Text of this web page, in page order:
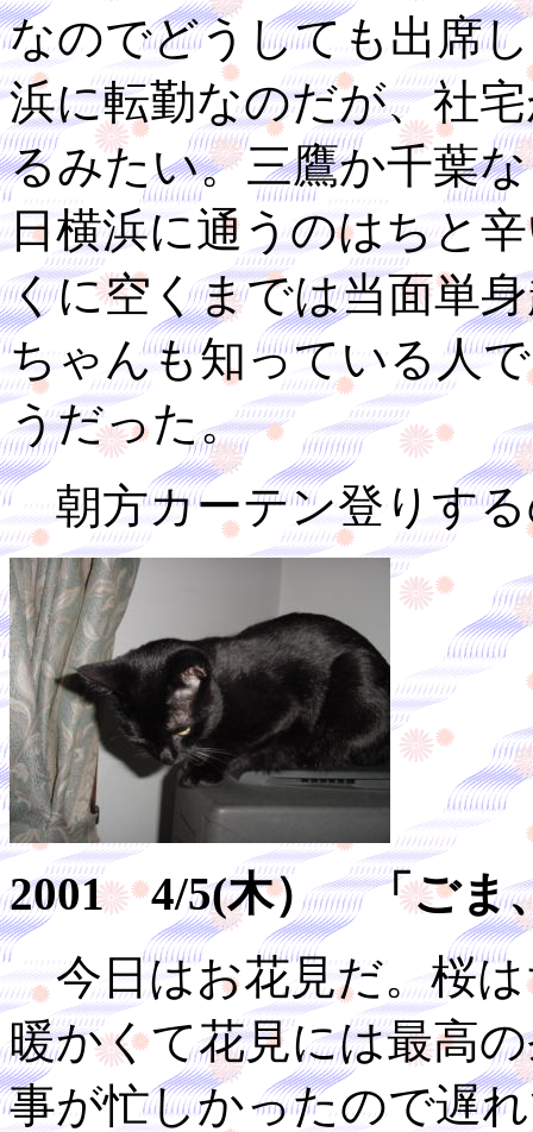
なのでどうしても出席
浜に転勤なのだが、社
るみたい。三鷹か千葉
日横浜に通うのはちと
くに空くまでは当面単
ちゃんも知っている人
うだった。
朝方カーテン登りする
2001 4/5(木） 「ごま
今日はお花見だ。桜は
暖かくて花見には最高
事が忙しかったので遅